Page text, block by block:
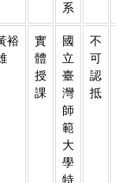
系
裕
實
體
授
課
國
立
臺
灣
師
範
大
學
特
不
可
認
抵